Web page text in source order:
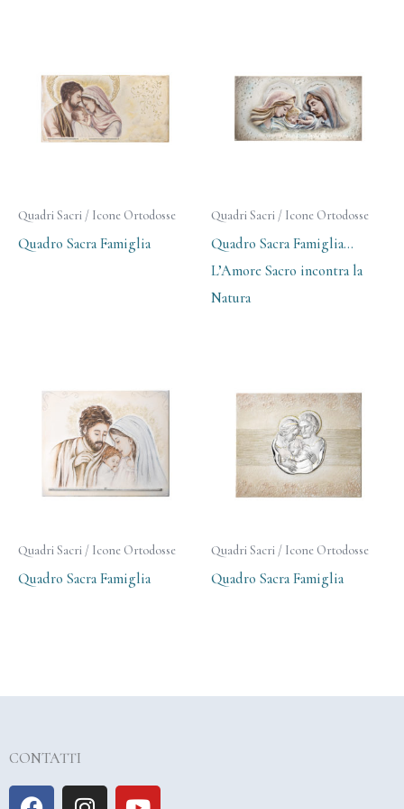
Quadri Sacri / Icone Ortodosse
Quadro Sacra Famiglia
Quadri Sacri / Icone Ortodosse
Quadro Sacra Famiglia…
L’Amore Sacro incontra la
Natura
Quadri Sacri / Icone Ortodosse
Quadro Sacra Famiglia
Quadri Sacri / Icone Ortodosse
Quadro Sacra Famiglia
CONTATTI
F
I
Y